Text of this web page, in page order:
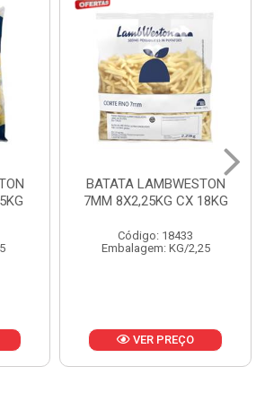
BATATA LAMBWESTON
7MM 8X2,25KG CX 18KG
Código: 18433
Embalagem: KG/2,25
VER PREÇO